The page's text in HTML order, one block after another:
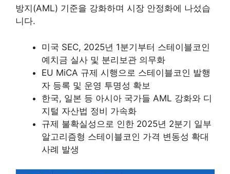
방지(AML) 기준을 강화하며 시장 안정화에 나섰습
니다.
미국 SEC, 2025년 1분기부터 스테이블코인
예치금 실사 및 분리보관 의무화
EU MiCA 규제 시행으로 스테이블코인 발행
자 등록 및 운영 투명성 확보
한국, 일본 등 아시아 국가들 AML 강화와 디
지털 자산법 정비 가속화
규제 불확실성으로 인한 2025년 2분기 일부
알고리즘형 스테이블코인 가격 변동성 확대
사례 발생